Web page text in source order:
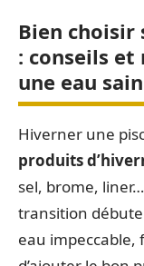
Bien choisir
: conseils
une eau
Hiverner une
produits
sel, brome,
transition
eau